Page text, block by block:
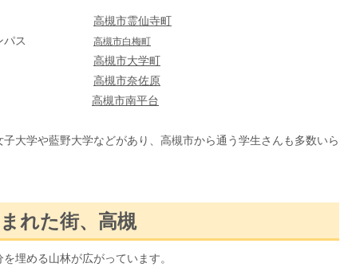
ンパス 高槻市霊仙寺町
キャンパス 高槻市白梅町
大学 高槻市大学町
大学 高槻市奈佐原
ャンパス 高槻市南平台
大学や藍野大学などがあり、高槻市から通う学生さんも多数いら
れた街、高槻
埋める山林が広がっています。